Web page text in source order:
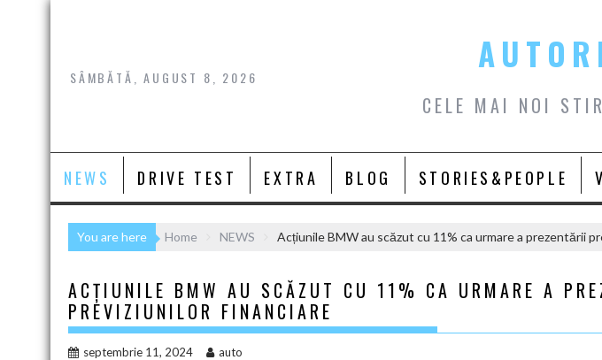
Skip
SÂMBĂTĂ, AUGUST 8, 2026
CELE MAI NOI
NEWS DRIVE TEST EXTRA BLOG STORIES&PEOPLE
You are here Home NEWS Acțiunile BMW au scăzut cu 11% ca urmare a prezentării
ACȚIUNILE BMW AU SCĂZUT CU 11% CA URMARE A
PREVIZIUNILOR FINANCIARE
septembrie 11, 2024 auto